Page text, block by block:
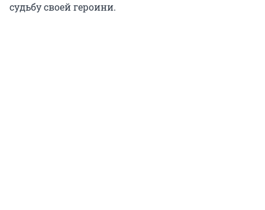
судьбу своей героини.